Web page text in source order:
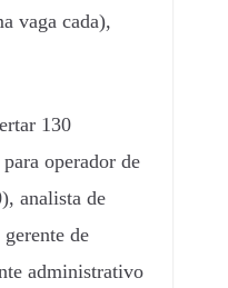
vaga cada),
130
operador de
analista de
de
administrativo